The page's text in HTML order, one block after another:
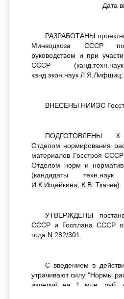
Дата
РАЗРАБОТАНЫ
Минводхоза СССР
руководством и при
СССР
канд.экон.наук Л.Я.Лифшиц;
ВНЕСЕНЫ НИИЭС
ПОДГОТОВЛЕНЫ
Отделом нормирования
материалов Госстроя
Отделом норм и
(кандидаты
И.К.Ищейкина; К.В. Ткачев).
УТВЕРЖДЕНЫ
СССР и Госплана СССР
года N 282/301.
С введением в
утрачивают силу "Нормы
изделий на 1 млн. руб.